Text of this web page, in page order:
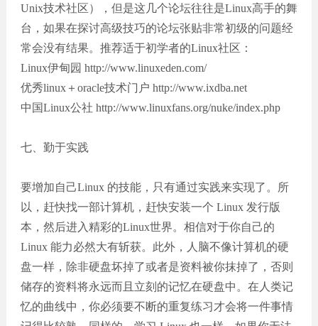
Unix技术社区），但是这几个论坛往往是Linux高手的舞
台，如果在探讨高级技巧的论坛张贴非常初级的问题经
常会没有结果。推荐适于初学者的Linux社区：
Linux伊甸园 http://www.linuxeden.com/
优秀linux＋oracle技术门户 http://www.ixdba.net
中国Linux公社 http://www.linuxfans.org/nuke/index.php
七、勤于实践
要增加自己Linux 的技能，只有通过实践来实现了。所
以，赶快找一部计算机，赶快安装一个 Linux 发行版
本，然后进入精彩的Linux世界。相信对于你自己的
Linux 能力必然大有斩获。此外，人脑不像计算机的硬
盘一样，除非硬盘坏掉了或者是资料被你抹掉了，否则
储存的资料将永远而且立刻的记忆在硬盘中。在人类记
忆的曲线中，你必须要不断的重复练习才会将一件事情